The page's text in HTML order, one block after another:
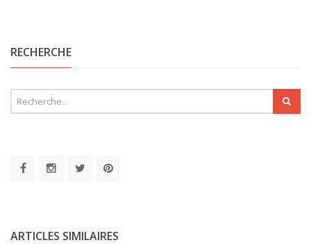
RECHERCHE
ARTICLES SIMILAIRES